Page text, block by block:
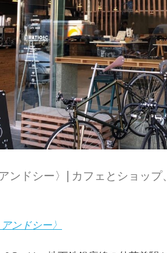
ンドシー〉| カフェとショッ
ンドシー〉